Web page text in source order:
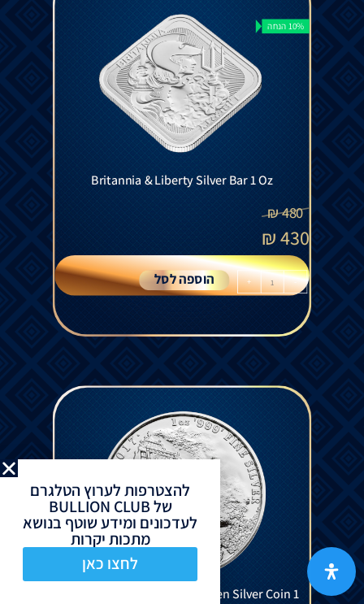
10% הנחה
Britannia & Liberty Silver Bar 1 Oz
480
₪
430
₪
-
+ הוספה לסל
Landmarks of Britain - Big Ben Silver Coin 1
להצטרפות לערוץ הטלגרם
של BULLION CLUB
לעדכונים ומידע שוטף בנושא
מתכות יקרות
לחצו כאן